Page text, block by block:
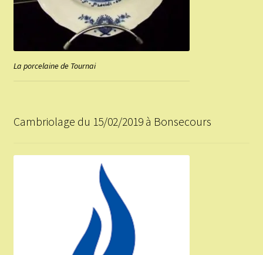
La porcelaine de Tournai
Cambriolage du 15/02/2019 à Bonsecours